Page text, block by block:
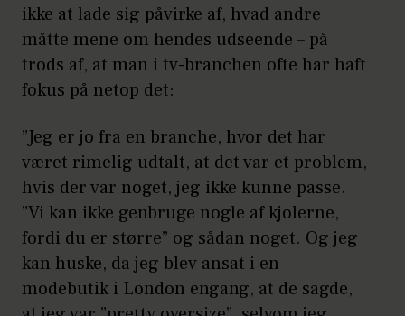
ikke at lade sig påvirke af, hvad andre
måtte mene om hendes udseende – på
trods af, at man i tv-branchen ofte har haft
fokus på netop det:
”Jeg er jo fra en branche, hvor det har
været rimelig udtalt, at det var et problem,
hvis der var noget, jeg ikke kunne passe.
”Vi kan ikke genbruge nogle af kjolerne,
fordi du er større” og sådan noget. Og jeg
kan huske, da jeg blev ansat i en
modebutik i London engang, at de sagde,